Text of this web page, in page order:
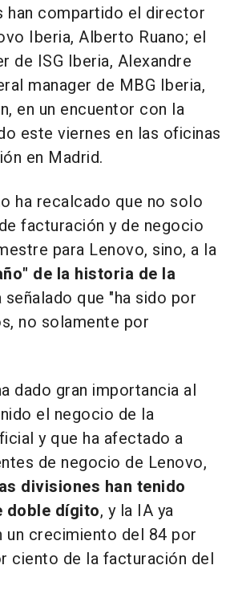
han compartido el director
Iberia, Alberto Ruano; el
de ISG Iberia, Alexandre
manager de MBG Iberia,
en un encuentor con la
este viernes en las oficinas
en Madrid.
ha recalcado que no solo
facturación y de negocio
para Lenovo, sino, a la
de la historia de la
señalado que "ha sido por
no solamente por
dado gran importancia al
el negocio de la
y que ha afectado a
de negocio de Lenovo,
divisiones han tenido
doble dígito, y la IA ya
un crecimiento del 84 por
ciento de la facturación del